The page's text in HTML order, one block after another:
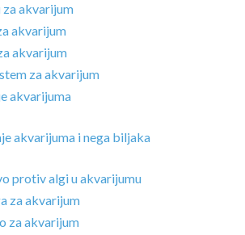
za akvarijum
akvarijum
akvarijum
za akvarijum
akvarijuma
akvarijuma i nega biljaka
protiv algi u akvarijumu
za akvarijum
za akvarijum